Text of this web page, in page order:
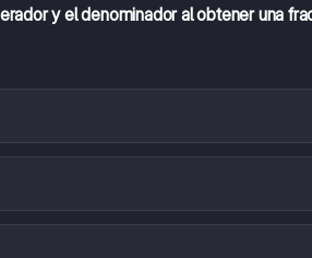
y el denominador al obtener una